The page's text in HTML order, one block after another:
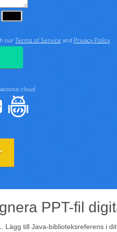
PPT-fil
Lägg till Java-biblioteksreferens i